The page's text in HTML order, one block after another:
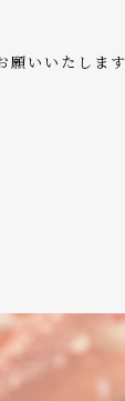
いいたします